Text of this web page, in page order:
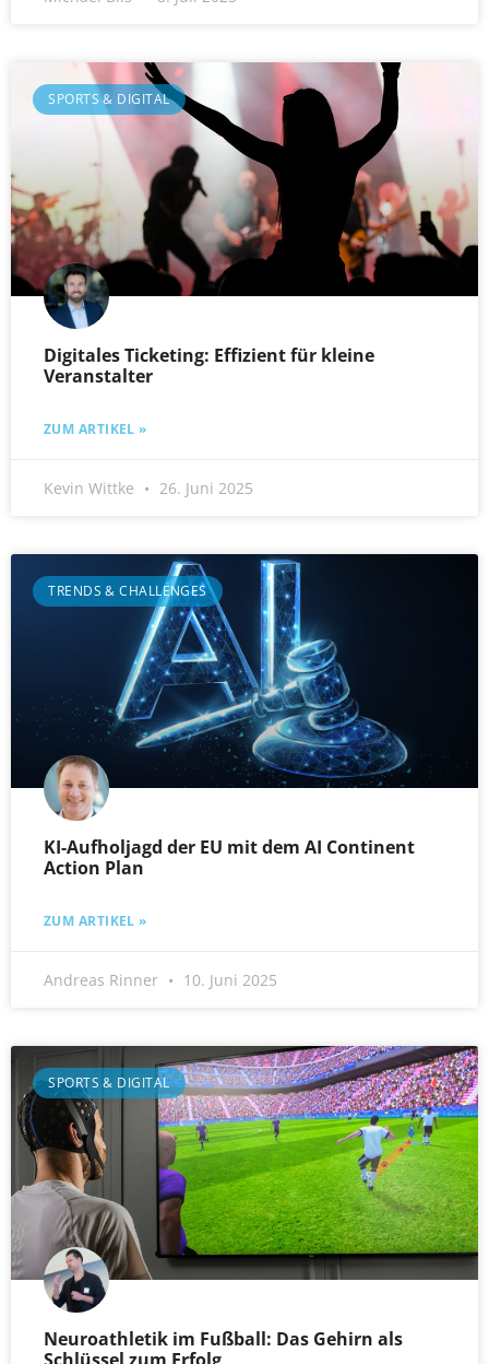
SPORTS & DIGITAL
Digitales Ticketing: Effizient für kleine
Veranstalter
ZUM ARTIKEL »
Kevin Wittke 26. Juni 2025
TRENDS & CHALLENGES
KI-Aufholjagd der EU mit dem AI Continent
Action Plan
ZUM ARTIKEL »
Andreas Rinner 10. Juni 2025
SPORTS & DIGITAL
Neuroathletik im Fußball: Das Gehirn als